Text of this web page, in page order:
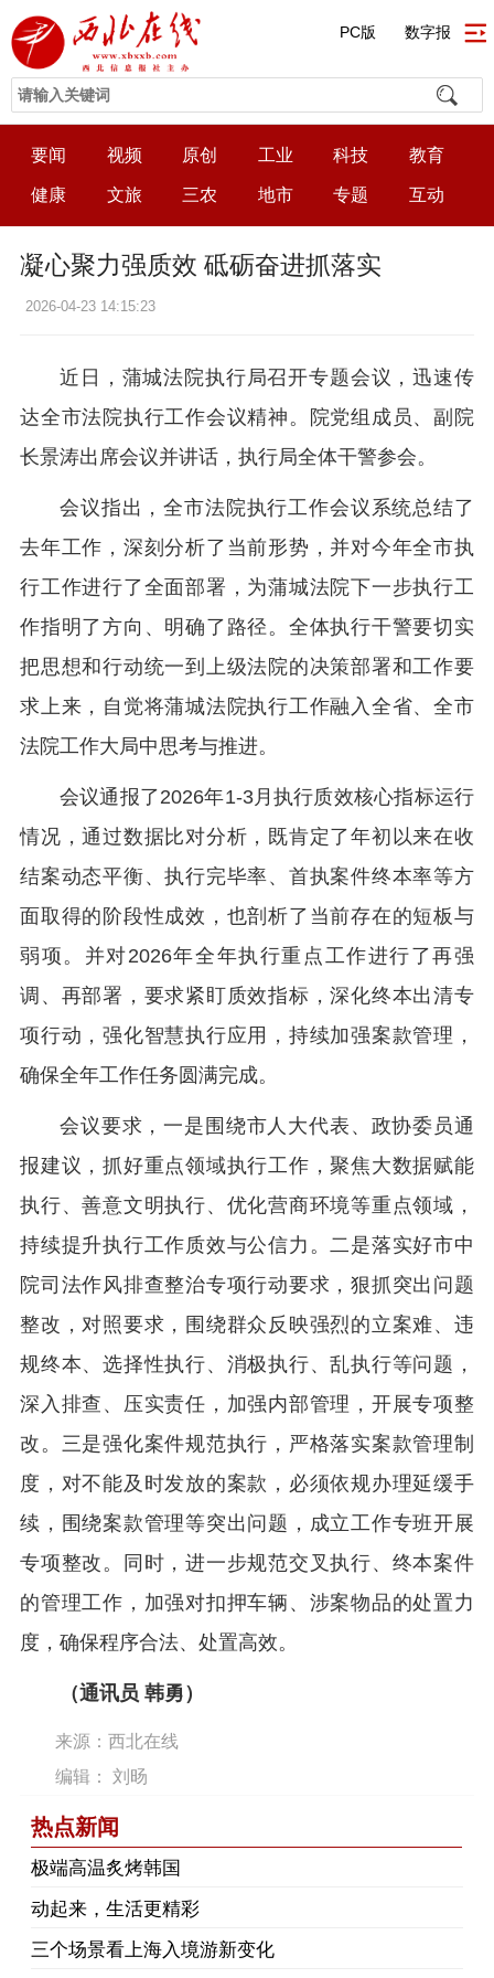
PC版 数字报
要闻 视频 原创 工业 科技 教育
健康 文旅 三农 地市 专题 互动
凝心聚力强质效 砥砺奋进抓落实
2026-04-23 14:15:23
近日，蒲城法院执行局召开专题会议，迅速传
达全市法院执行工作会议精神。院党组成员、副院
长景涛出席会议并讲话，执行局全体干警参会。
会议指出，全市法院执行工作会议系统总结了
去年工作，深刻分析了当前形势，并对今年全市执
行工作进行了全面部署，为蒲城法院下一步执行工
作指明了方向、明确了路径。全体执行干警要切实
把思想和行动统一到上级法院的决策部署和工作要
求上来，自觉将蒲城法院执行工作融入全省、全市
法院工作大局中思考与推进。
会议通报了2026年1-3月执行质效核心指标运行
情况，通过数据比对分析，既肯定了年初以来在收
结案动态平衡、执行完毕率、首执案件终本率等方
面取得的阶段性成效，也剖析了当前存在的短板与
弱项。并对2026年全年执行重点工作进行了再强
调、再部署，要求紧盯质效指标，深化终本出清专
项行动，强化智慧执行应用，持续加强案款管理，
确保全年工作任务圆满完成。
会议要求，一是围绕市人大代表、政协委员通
报建议，抓好重点领域执行工作，聚焦大数据赋能
执行、善意文明执行、优化营商环境等重点领域，
持续提升执行工作质效与公信力。二是落实好市中
院司法作风排查整治专项行动要求，狠抓突出问题
整改，对照要求，围绕群众反映强烈的立案难、违
规终本、选择性执行、消极执行、乱执行等问题，
深入排查、压实责任，加强内部管理，开展专项整
改。三是强化案件规范执行，严格落实案款管理制
度，对不能及时发放的案款，必须依规办理延缓手
续，围绕案款管理等突出问题，成立工作专班开展
专项整改。同时，进一步规范交叉执行、终本案件
的管理工作，加强对扣押车辆、涉案物品的处置力
度，确保程序合法、处置高效。
（通讯员 韩勇）
来源：西北在线
编辑： 刘旸
热点新闻
极端高温炙烤韩国
动起来，生活更精彩
三个场景看上海入境游新变化